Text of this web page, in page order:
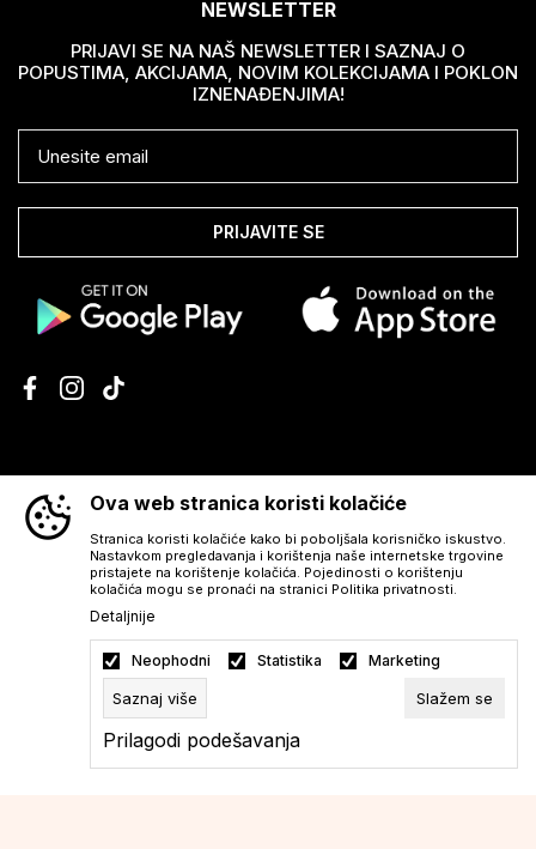
Preuzmite besplatno Aura aplikaciju
INFORMACIJE
POMOĆ PRI KUPNJI
KORISNIČKI SERVIS
NEWSLETTER
PRIJAVI SE NA NAŠ NEWSLETTER I SAZNAJ O
POPUSTIMA, AKCIJAMA, NOVIM KOLEKCIJAMA I POKLON
IZNENAĐENJIMA!
PRIJAVITE SE
Ova web stranica koristi kolačiće
Stranica koristi kolačiće kako bi poboljšala korisničko iskustvo.
Nastavkom pregledavanja i korištenja naše internetske trgovine
pristajete na korištenje kolačića. Pojedinosti o korištenju
kolačića mogu se pronaći na stranici Politika privatnosti.
Detaljnije
Neophodni Statistika Marketing
Saznaj više Slažem se
Prilagodi podešavanja